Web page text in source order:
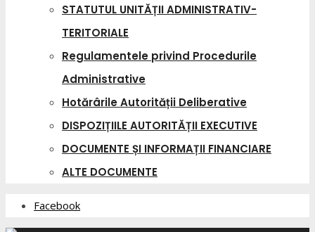
STATUTUL UNITĂȚII ADMINISTRATIV-
TERITORIALE
Regulamentele privind Procedurile
Administrative
Hotărârile Autorității Deliberative
DISPOZIȚIILE AUTORITĂȚII EXECUTIVE
DOCUMENTE ȘI INFORMAȚII FINANCIARE
ALTE DOCUMENTE
Facebook